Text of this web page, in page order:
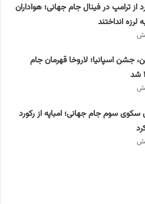
از ترامپ در فینال جام جهانی؛ هواداران
لرزه انداختند
جشن اسپانیا؛ لاروخا قهرمان جام
سوم جام جهانی؛ امباپه از رکورد